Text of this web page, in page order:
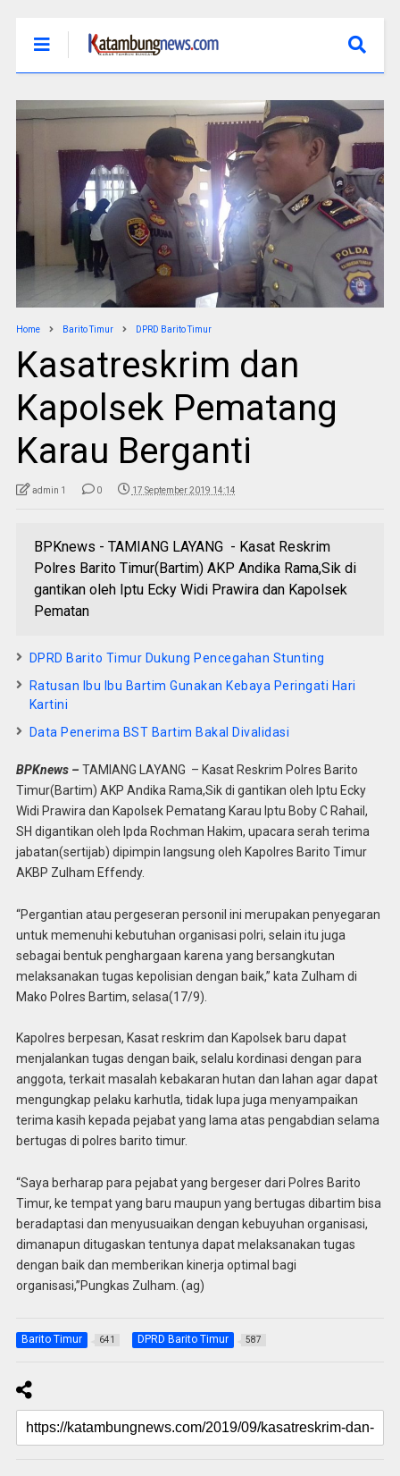
Home Barito Timur DPRD Barito Timur
Kasatreskrim dan
Kapolsek Pematang
Karau Berganti
admin 1 0 17 September 2019 14:14
BPKnews - TAMIANG LAYANG - Kasat Reskrim
Polres Barito Timur(Bartim) AKP Andika Rama,Sik di
gantikan oleh Iptu Ecky Widi Prawira dan Kapolsek
Pematan
DPRD Barito Timur Dukung Pencegahan Stunting
Ratusan Ibu Ibu Bartim Gunakan Kebaya Peringati Hari
Kartini
Data Penerima BST Bartim Bakal Divalidasi
BPKnews – TAMIANG LAYANG – Kasat Reskrim Polres Barito
Timur(Bartim) AKP Andika Rama,Sik di gantikan oleh Iptu Ecky
Widi Prawira dan Kapolsek Pematang Karau Iptu Boby C Rahail,
SH digantikan oleh Ipda Rochman Hakim, upacara serah terima
jabatan(sertijab) dipimpin langsung oleh Kapolres Barito Timur
AKBP Zulham Effendy.
“Pergantian atau pergeseran personil ini merupakan penyegaran
untuk memenuhi kebutuhan organisasi polri, selain itu juga
sebagai bentuk penghargaan karena yang bersangkutan
melaksanakan tugas kepolisian dengan baik,” kata Zulham di
Mako Polres Bartim, selasa(17/9).
Kapolres berpesan, Kasat reskrim dan Kapolsek baru dapat
menjalankan tugas dengan baik, selalu kordinasi dengan para
anggota, terkait masalah kebakaran hutan dan lahan agar dapat
mengungkap pelaku karhutla, tidak lupa juga menyampaikan
terima kasih kepada pejabat yang lama atas pengabdian selama
bertugas di polres barito timur.
“Saya berharap para pejabat yang bergeser dari Polres Barito
Timur, ke tempat yang baru maupun yang bertugas dibartim bisa
beradaptasi dan menyusuaikan dengan kebuyuhan organisasi,
dimanapun ditugaskan tentunya dapat melaksanakan tugas
dengan baik dan memberikan kinerja optimal bagi
organisasi,”Pungkas Zulham. (ag)
Barito Timur 641 DPRD Barito Timur 587